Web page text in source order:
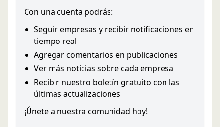
Con una cuenta podrás:
Seguir empresas y recibir notificaciones en
tiempo real
Agregar comentarios en publicaciones
Ver más noticias sobre cada empresa
Recibir nuestro boletín gratuito con las
últimas actualizaciones
¡Únete a nuestra comunidad hoy!